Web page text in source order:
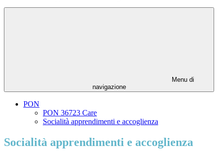
Menu di
navigazione
PON
PON 36723 Care
Socialità apprendimenti e accoglienza
Socialità apprendimenti e accoglienza